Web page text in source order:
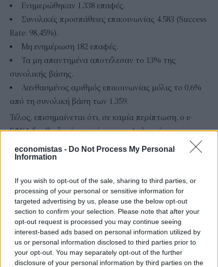
economistas - Do Not Process My Personal
Information
If you wish to opt-out of the sale, sharing to third parties, or
processing of your personal or sensitive information for
targeted advertising by us, please use the below opt-out
section to confirm your selection. Please note that after your
opt-out request is processed you may continue seeing
interest-based ads based on personal information utilized by
us or personal information disclosed to third parties prior to
your opt-out. You may separately opt-out of the further
disclosure of your personal information by third parties on the
Ενημερώθηκαν 1.338 επαφές.
Συνολικές προσπάθειες επικοινωνίας 4.583 (Success
Rate: 98,45%).
Μη ενημέρωση 182 επαφές.
Τα μη απαντημένα αποτέλεσαν το 13% της
συνολικής βάσης.
Λανθασμένος αριθμός επικοινωνίας μόλις το 0,6%
από τη συνολική βάση των 1.359.
Τέλος, επισημαίνεται ότι, σε καμία περίπτωση, ο e-
ΕΦΚΑ δεν θα ζητήσει από τους ασφαλισμένους να
δώσουν ειδικά δεδομένα ή στοιχεία σχετικά με
τραπεζικούς λογαριασμούς.
Ακολουθήστε το στοGoogle News και
μάθετε πρώτοι όλες τις ειδήσεις
Δείτε όλες τις τελευταίεςΕιδήσειςαπό την Ελλάδα και
τον Κόσμο, στο